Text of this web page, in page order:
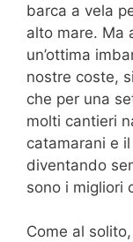
barca a vela
alto mare. Ma
un’ottima
nostre coste,
che per una
molti cantieri
catamarani e
diventando
sono i migliori
Come al